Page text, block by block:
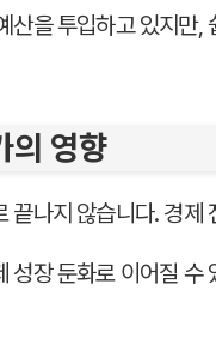
산을 투입하고 있지만,
의 영향
끝나지 않습니다. 경
성장 둔화로 이어질